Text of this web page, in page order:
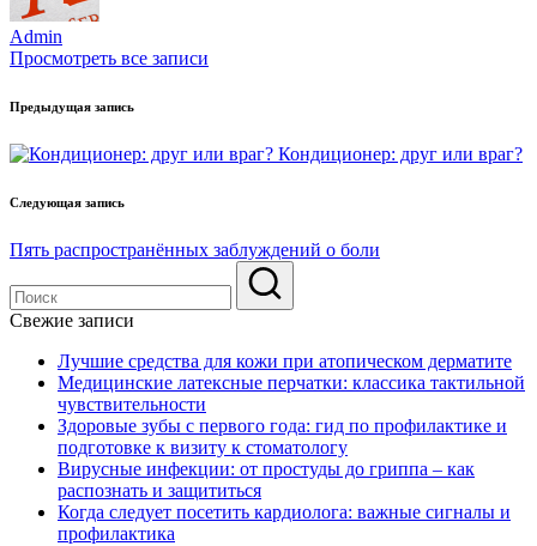
Admin
Просмотреть все записи
Навигация
по
Предыдущая запись
Кондиционер: друг или враг?
Следующая запись
Пять распространённых заблуждений о боли
Свежие записи
Лучшие средства для кожи при атопическом дерматите
Медицинские латексные перчатки: классика тактильной
чувствительности
Здоровые зубы с первого года: гид по профилактике и
подготовке к визиту к стоматологу
Вирусные инфекции: от простуды до гриппа – как
распознать и защититься
Когда следует посетить кардиолога: важные сигналы и
профилактика